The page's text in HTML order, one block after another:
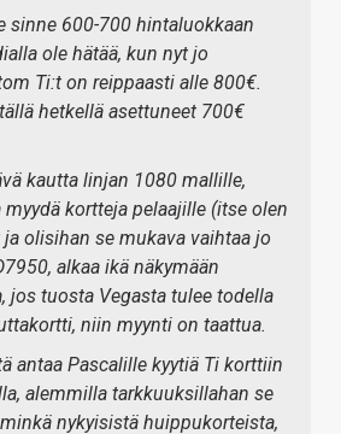
sinne 600-700 hintaluokkaan
ole hätää, kun nyt jo
Ti:t on reippaasti alle 800€.
hetkellä asettuneet 700€
kautta linjan 1080 mallille,
kortteja pelaajille (itse olen
olisihan se mukava vaihtaa jo
alkaa ikä näkymään
jos tuosta Vegasta tulee todella
niin myynti on taattua.
antaa Pascalille kyytiä Ti korttiin
alemmilla tarkkuuksillahan se
nykyisistä huippukorteista,